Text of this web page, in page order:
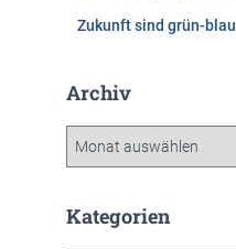
Zukunft sind grün-blau
Archiv
h
Kategorien